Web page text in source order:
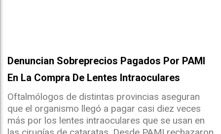
Denuncian Sobreprecios Pagados Por PAMI
En La Compra De Lentes Intraoculares
Oftalmólogos de distintas provincias aseguran
que el organismo llegó a pagar casi diez veces
más por los lentes intraoculares que se usan en